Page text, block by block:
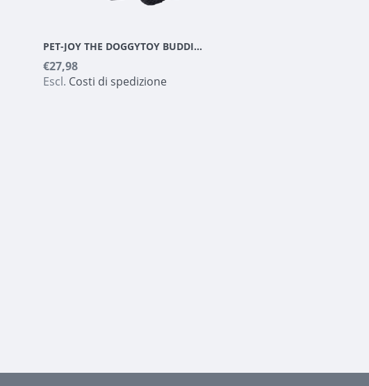
PET-JOY THE DOGGYTOY BUDDIES SCIMMIA
€27,98
Escl. Costi di spedizione